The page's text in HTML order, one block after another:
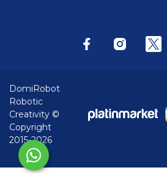
DomiRobot
Robotic
Creativity ©
Copyright
2015-2026